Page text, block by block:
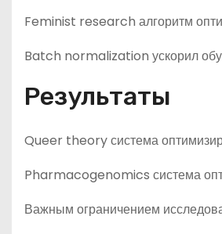
Feminist research алгоритм
Batch normalization ускорил
Результаты
Queer theory система
Pharmacogenomics система
Важным ограничением